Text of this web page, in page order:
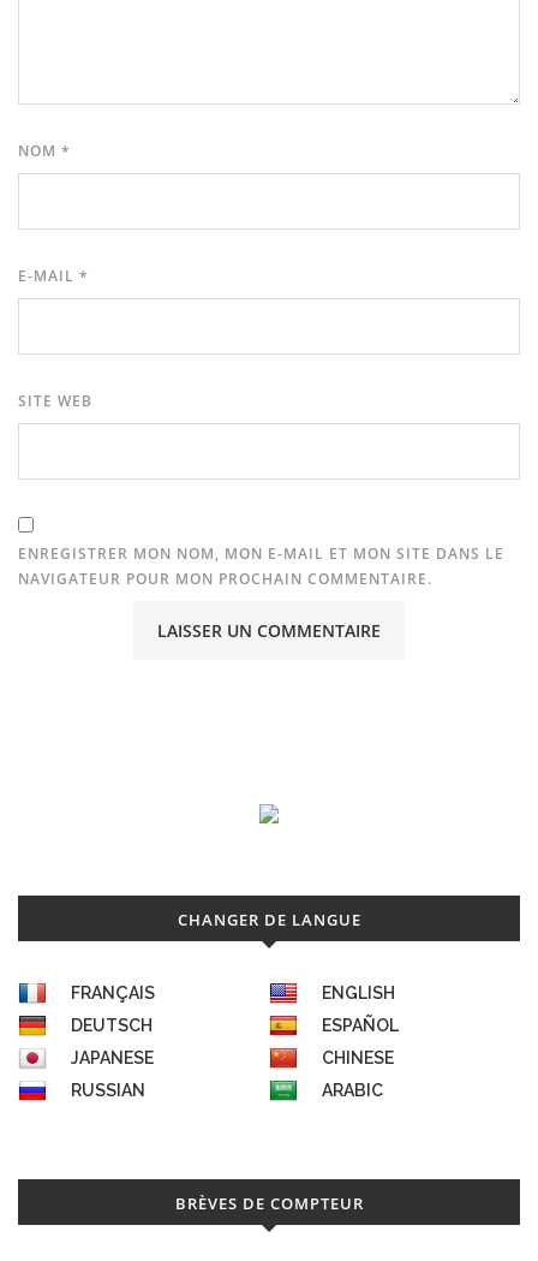
NOM *
E-MAIL *
SITE WEB
ENREGISTRER MON NOM, MON E-MAIL ET MON SITE DANS LE
NAVIGATEUR POUR MON PROCHAIN COMMENTAIRE.
CHANGER DE LANGUE
FRANÇAIS
ENGLISH
DEUTSCH
ESPAÑOL
JAPANESE
CHINESE
RUSSIAN
ARABIC
BRÈVES DE COMPTEUR